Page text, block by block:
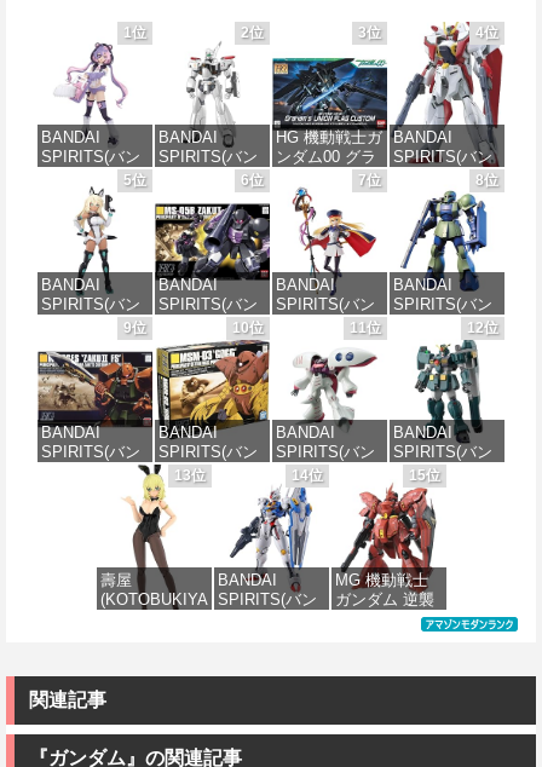
1位
BANDAI
SPIRITS(バン
ダイ スピリッ
ツ) 30MS SIS-
J00 メルンジ
ャ[カラーA] 色
分け済みプラ
モデル
価格：¥4,200
2位
BANDAI
SPIRITS(バン
ダイ スピリッ
ツ) 機動警察パ
トレイバー
EZY RG 1/48
AV-98Plus (イ
ングラム・プ
ラス) 色分け済
みプラモデル
価格：¥6,000
3位
HG 機動戦士ガ
ンダム00 グラ
ハム専用ユニ
オンフラッグ
カスタム 1/144
スケール 色分
け済みプラモ
デル
価格：¥1,800
4位
BANDAI
SPIRITS(バン
ダイ スピリッ
ツ) HGAW 機
動新世紀ガン
ダムX ガンダ
ムエアマスタ
ー 1/144スケー
ル 色分け済み
プラモデル
価格：¥3,100
5位
BANDAI
SPIRITS(バン
ダイスピリッ
ツ) 30MS SIS-
H00 セスティ
エ[カラーC] 色
分け済みプラ
モデル
価格：¥4,500
6位
BANDAI
SPIRITS(バン
ダイ スピリッ
ツ) HGUC 機動
戦士ガンダム
ザクI(黒い三連
星仕様) 1/144
スケール 色分
け済みプラモ
デル
価格：¥2,202
7位
BANDAI
SPIRITS(バン
ダイ スピリッ
Fate/Grand
Order アルトリ
ア・キャスタ
ー 色分け済み
プラモデル
価格：¥7,800
8位
BANDAI
SPIRITS(バン
ダイ スピリッ
ツ) HGUC
1/144 HGUC
MS-05BザクI
(機動戦士ガン
ダム)
価格：¥2,300
9位
BANDAI
SPIRITS(バン
ダイ スピリッ
(ガルマ専用機)
(機動戦士ガン
価格：¥2,982
10位
BANDAI
SPIRITS(バン
ダイ スピリッ
ツ) HGUC 機動
戦士ガンダム
MSM-03 ゴッ
グ 1/144スケー
ル 色分け済み
プラモデル
11位
BANDAI
SPIRITS(バン
ダイ スピリッ
ツ) HGUC 195
機動戦士Zガン
ダム キュベレ
イ 1/144スケー
ル 色分け済み
プラモデル
12位
BANDAI
SPIRITS(バン
ダイ スピリッ
ツ) HG 機動新
世紀ガンダムX
ガンダムレオ
パルド 1/144ス
ケール 色分け
済みプラモデ
ル
13位
壽屋
(KOTOBUKIYA
I〈Bunny
Style〉 全高約
ケール プラモ
デル
14位
BANDAI
SPIRITS(バン
機動戦士ガン
アリアル 1/100
スケール 色分
15位
MG 機動戦士
ガンダム 逆襲
のシャア MSN-
ケール 色分け
関連記事
『ガンダム』の関連記事